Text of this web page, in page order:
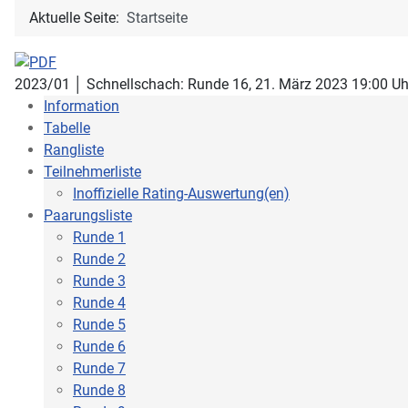
Aktuelle Seite: Startseite
2023/01 │ Schnellschach: Runde 16, 21. März 2023 19:00
Information
Tabelle
Rangliste
Teilnehmerliste
Inoffizielle Rating-Auswertung(en)
Paarungsliste
Runde 1
Runde 2
Runde 3
Runde 4
Runde 5
Runde 6
Runde 7
Runde 8